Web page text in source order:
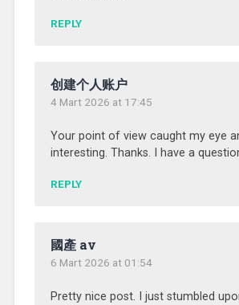
REPLY
创建个人账户
4 Mart 2026 at 17:45
Your point of view caught my eye
interesting. Thanks. I have a
REPLY
國產 av
6 Mart 2026 at 01:54
Pretty nice post. I just stumbled